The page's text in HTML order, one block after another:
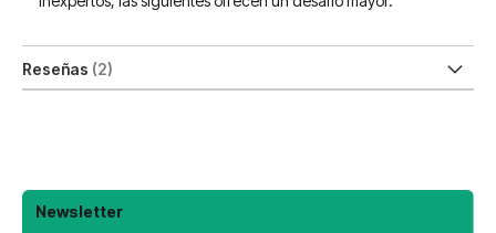
Reseñas 2
Newsletter